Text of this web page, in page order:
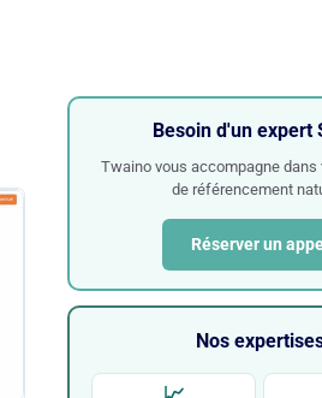
Besoin d'un expert
Twaino vous accompagne dans
de référencement
Réserver un
Nos